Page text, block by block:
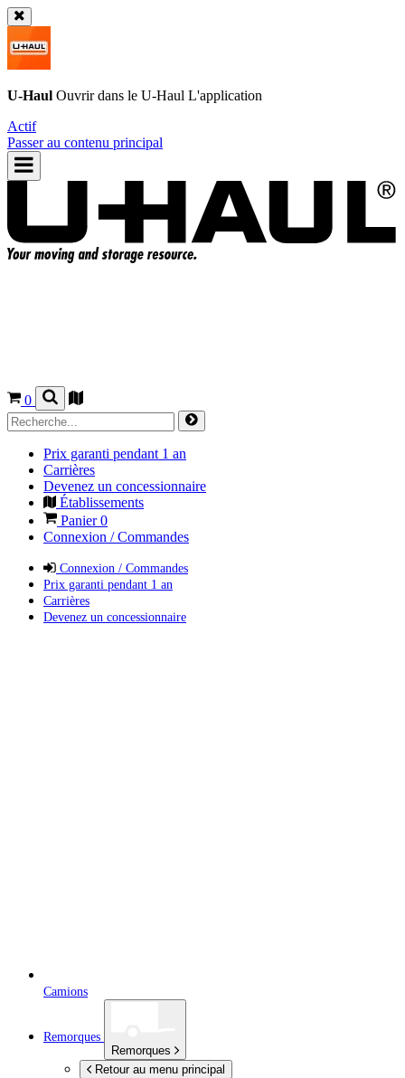
U-Haul Ouvrir dans le U-Haul L'application
Actif
Passer au contenu principal
0
Prix garanti pendant 1 an
Carrières
Devenez un concessionnaire
Établissements
Panier0
Connexion / Commandes
Connexion / Commandes
Prix garanti pendant 1 an
Carrières
Devenez un concessionnaire
Camions
Remorques
Remorques
Retour au menu principal